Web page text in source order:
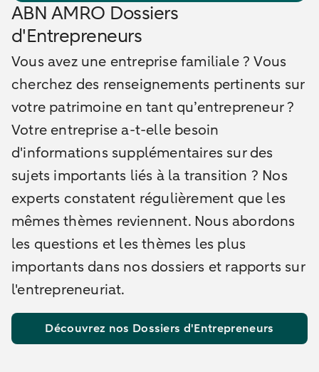
ABN AMRO Dossiers
d'Entrepreneurs
Vous avez une entreprise familiale ? Vous
cherchez des renseignements pertinents sur
votre patrimoine en tant qu’entrepreneur ?
Votre entreprise a-t-elle besoin
d'informations supplémentaires sur des
sujets importants liés à la transition ? Nos
experts constatent régulièrement que les
mêmes thèmes reviennent. Nous abordons
les questions et les thèmes les plus
importants dans nos dossiers et rapports sur
l'entrepreneuriat.
Découvrez nos Dossiers d'Entrepreneurs